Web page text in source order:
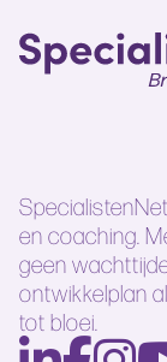
en coaching.
geen
ontwikkelplan
tot bloei.